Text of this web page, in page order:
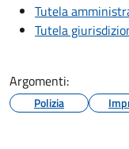
Tutela
Tutela
Argomenti:
Polizia